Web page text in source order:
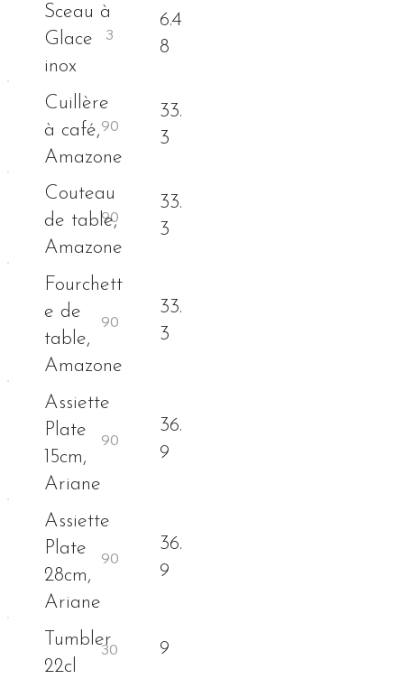
Sceau à
Glace
inox
6.4
8
Cuillère
à café,
Amazone
33.
3
Couteau
de table,
Amazone
33.
3
Fourchett
e de
table,
Amazone
33.
3
Assiette
Plate
15cm,
Ariane
36.
9
Assiette
Plate
28cm,
Ariane
36.
9
Tumbler
22cl
9